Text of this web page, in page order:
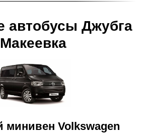
автобусы Джубга
Макеевка
минивен Volkswagen